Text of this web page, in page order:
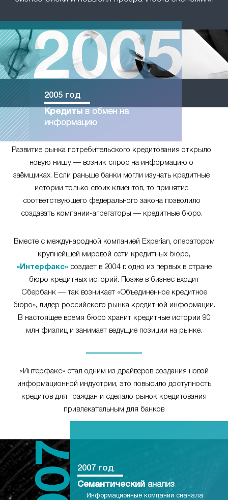
2005 год
Кредиты в обмен на
информацию
Развитие рынка потребительского кредитования открыло
новую нишу — возник спрос на информацию о
заёмщиках. Если раньше банки могли изучать кредитные
истории только своих клиентов, то принятие
соответствующего федерального закона позволило
создавать компании-агрегаторы — кредитные бюро.
Вместе с международной компанией Experian, оператором
крупнейшей мировой сети кредитных бюро,
«Интерфакс» создает в 2004 г. одно из первых в стране
бюро кредитных историй. Позже в бизнес входит
Сбербанк — так возникает «Объединенное кредитное
бюро», лидер российского рынка кредитной информации.
В настоящее время бюро хранит кредитные истории 90
млн физлиц и занимает ведущие позиции на рынке.
«Интерфакс» стал одним из драйверов создания новой
информационной индустрии, это повысило доступность
кредитов для граждан и сделало рынок кредитования
привлекательным для банков
2007 год
Семантический анализ
Информационные компании сначала